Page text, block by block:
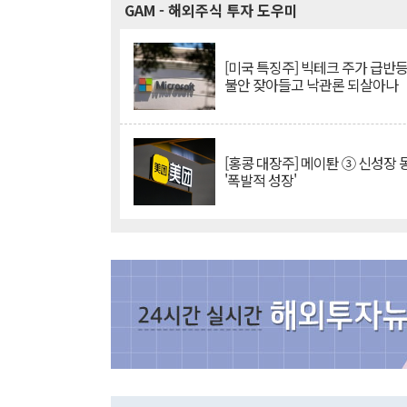
GAM - 해외주식 투자 도우미
[미국 특징주] 빅테크 주가 급반
불안 잦아들고 낙관론 되살아나
[홍콩 대장주] 메이퇀 ③ 신성장
'폭발적 성장'